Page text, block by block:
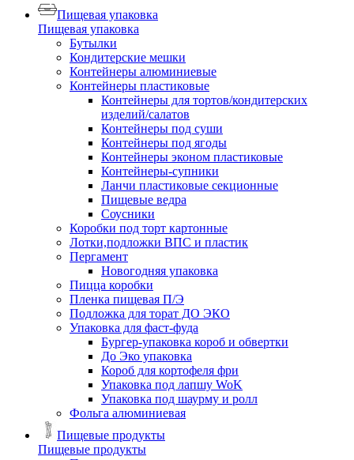
Пищевая упаковка
Пищевая упаковка
Бутылки
Кондитерские мешки
Контейнеры алюминиевые
Контейнеры пластиковые
Контейнеры для тортов/кондитерских
изделий/салатов
Контейнеры под суши
Контейнеры под ягоды
Контейнеры эконом пластиковые
Контейнеры-супники
Ланчи пластиковые секционные
Пищевые ведра
Соусники
Коробки под торт картонные
Лотки,подложки ВПС и пластик
Пергамент
Новогодняя упаковка
Пицца коробки
Пленка пищевая П/Э
Подложка для торат ДО ЭКО
Упаковка для фаст-фуда
Бургер-упаковка короб и обвертки
До Эко упаковка
Короб для кортофеля фри
Упаковка под лапшу WoK
Упаковка под шаурму и ролл
Фольга алюминиевая
Пищевые продукты
Пищевые продукты